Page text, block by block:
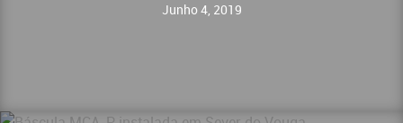
Junho 4, 2019